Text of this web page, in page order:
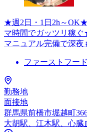
★週2日・1日2h～
マ時間でガッツリ稼
マニュアル完備で深夜
ファーストフード
勤務地
面接地
群馬県前橋市堀越町
大胡駅、江木駅、心臓